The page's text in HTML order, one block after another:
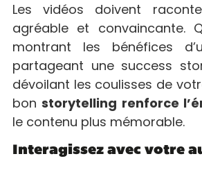
Les vidéos doivent
agréable et convaincante.
montrant les bénéfices
partageant une success
dévoilant les coulisses de
bonstorytelling renforce
le contenu plus mémorable.
Interagissez avec votre